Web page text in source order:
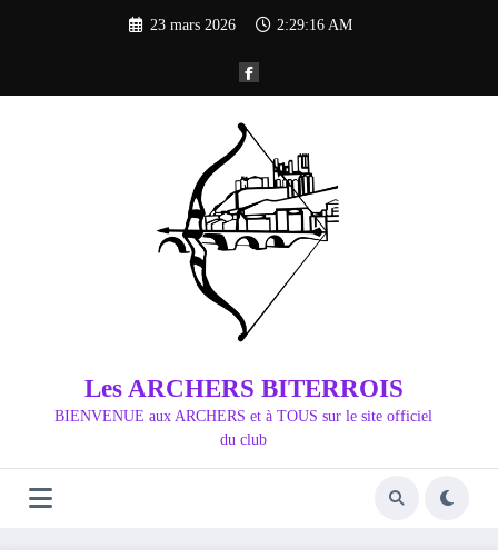
23 mars 2026 2:29:17 AM
Les ARCHERS BITERROIS
BIENVENUE aux ARCHERS et à TOUS sur le site officiel
du club